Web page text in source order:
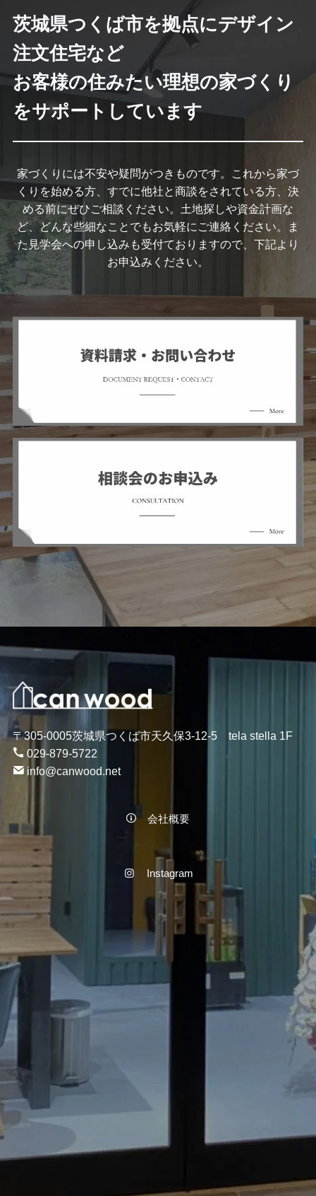
茨城県つくば市を拠点にデザイン
注文住宅など
お客様の住みたい理想の家づくり
をサポートしています
家づくりには不安や疑問がつきものです。これから家づ
くりを始める方、すでに他社と商談をされている方、決
める前にぜひご相談ください。土地探しや資金計画な
ど、どんな些細なことでもお気軽にご連絡ください。ま
た見学会への申し込みも受付ておりますので、下記より
お申込みください。
〒305-0005茨城県つくば市天久保3-12-5 tela stella 1F
029-879-5722
info@canwood.net
会社概要
Instagram